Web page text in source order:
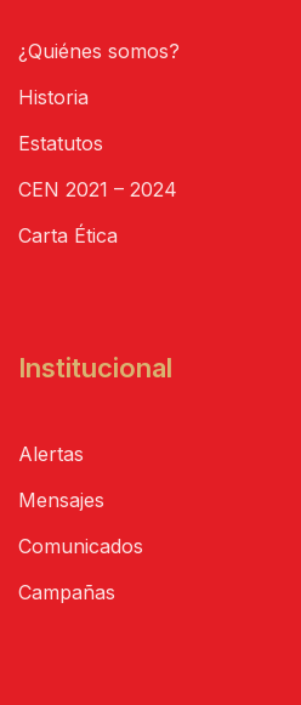
¿Quiénes somos?
Historia
Estatutos
CEN 2021 – 2024
Carta Ética
Institucional
Alertas
Mensajes
Comunicados
Campañas